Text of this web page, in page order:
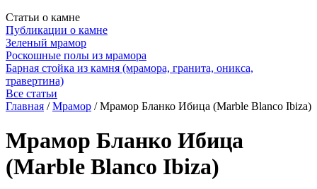
Статьи о камне
Публикации о камне
Зеленый мрамор
Роскошные полы из мрамора
Барная стойка из камня (мрамора, гранита, оникса,
травертина)
Все статьи
Главная / Мрамор / Мрамор Бланко Ибица (Marble Blanco Ibiza)
Мрамор Бланко Ибица
(Marble Blanco Ibiza)